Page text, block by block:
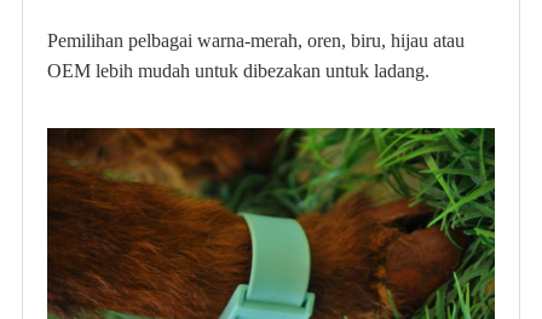
Pemilihan pelbagai warna-merah, oren, biru, hijau atau
OEM lebih mudah untuk dibezakan untuk ladang.